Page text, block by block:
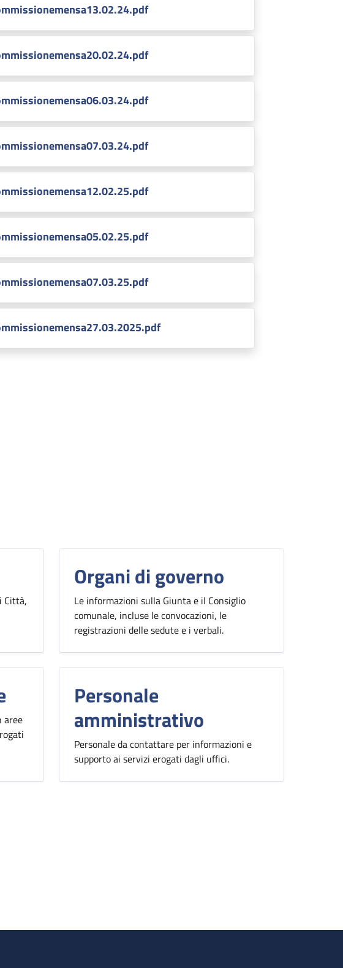
Città,
Organi di governo
Le informazioni sulla Giunta e il Consiglio
comunale, incluse le convocazioni, le
registrazioni delle sedute e i verbali.
aree
Personale
amministrativo
Personale da contattare per informazioni e
supporto ai servizi erogati dagli uffici.